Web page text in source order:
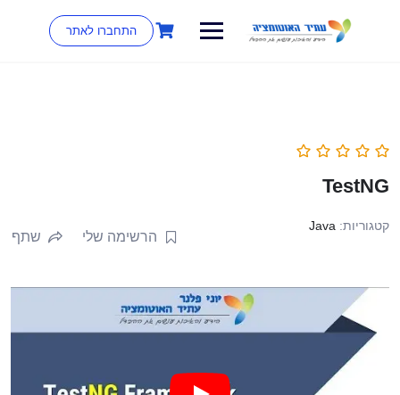
התחברו לאתר
TestNG
קטגוריות: Java
הרשימה שלי שתף